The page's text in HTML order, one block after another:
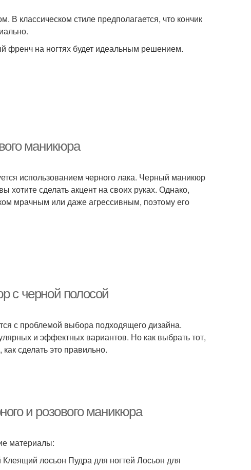
классическом стиле предполагается, что кончик
френч на ногтях будет идеальным решением.
маникюра
использованием черного лака. Черный маникюр
хотите сделать акцент на своих руках. Однако,
мрачным или даже агрессивным, поэтому его
с черной полосой
с проблемой выбора подходящего дизайна.
и эффектных вариантов. Но как выбрать тот,
сделать это правильно.
и розового маникюра
материалы:
лосьон Пудра для ногтей Лосьон для